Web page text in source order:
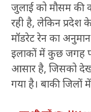
जुलाई को मौसम की
रही है, लेकिन प्रदेश
मॉडरेट रेन का
इलाकों में कुछ जगह
आसार है, जिसको
गया है। बाकी जिलों में